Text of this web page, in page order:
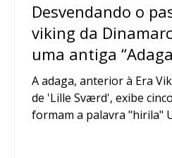
Desvendando o
viking da
uma antiga “Adaga
A adaga, anterior à Era
de 'Lille Sværd', exibe
formam a palavra "hirila"